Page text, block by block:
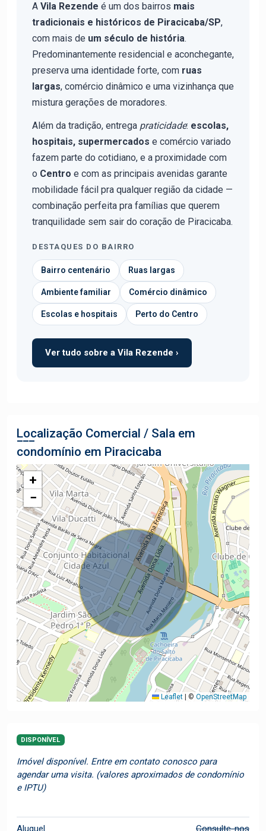
A Vila Rezende é um dos bairros mais
tradicionais e históricos de Piracicaba/SP,
com mais de um século de história.
Predominantemente residencial e aconchegante,
preserva uma identidade forte, com ruas
largas, comércio dinâmico e uma vizinhança que
mistura gerações de moradores.
Além da tradição, entrega praticidade: escolas,
hospitais, supermercados e comércio variado
fazem parte do cotidiano, e a proximidade com
o Centro e com as principais avenidas garante
mobilidade fácil pra qualquer região da cidade —
combinação perfeita pra famílias que querem
tranquilidade sem sair do coração de Piracicaba.
DESTAQUES DO BAIRRO
Bairro centenário Ruas largas
Ambiente familiar Comércio dinâmico
Escolas e hospitais Perto do Centro
Ver tudo sobre a Vila Rezende ›
Localização Comercial / Sala em
condomínio em Piracicaba
+
−
Leaflet © OpenStreetMap
DISPONÍVEL
Imóvel disponível. Entre em contato conosco para
agendar uma visita. (valores aproximados de condomínio
e IPTU)
Aluguel Consulte-nos